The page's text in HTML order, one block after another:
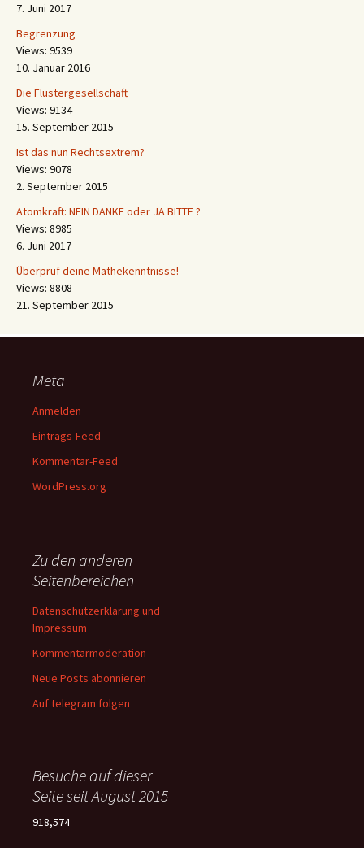
7. Juni 2017
Begrenzung
Views: 9539
10. Januar 2016
Die Flüstergesellschaft
Views: 9134
15. September 2015
Ist das nun Rechtsextrem?
Views: 9078
2. September 2015
Atomkraft: NEIN DANKE oder JA BITTE ?
Views: 8985
6. Juni 2017
Überprüf deine Mathekenntnisse!
Views: 8808
21. September 2015
Meta
Anmelden
Eintrags-Feed
Kommentar-Feed
WordPress.org
Zu den anderen
Seitenbereichen
Datenschutzerklärung und
Impressum
Kommentarmoderation
Neue Posts abonnieren
Auf telegram folgen
Besuche auf dieser
Seite seit August 2015
918,574